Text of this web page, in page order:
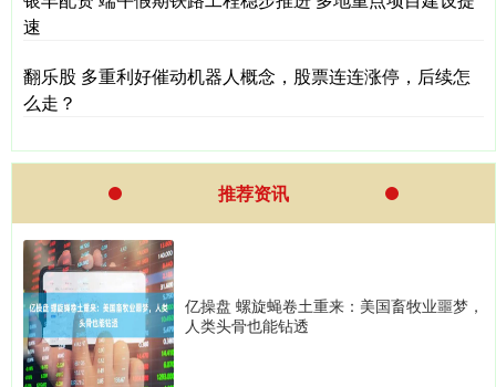
速
翻乐股 多重利好催动机器人概念，股票连连涨停，后续怎
么走？
推荐资讯
亿操盘 螺旋蝇卷土重来：美国畜牧业噩梦，
人类头骨也能钻透